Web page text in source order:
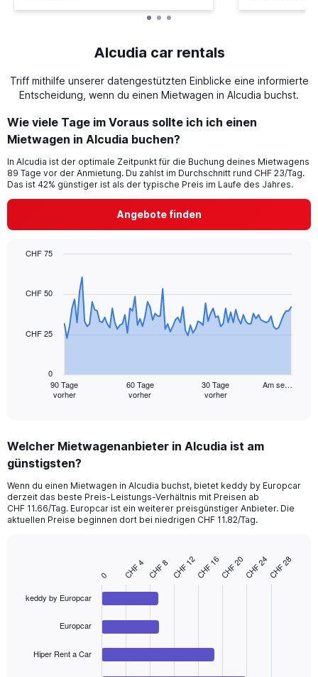
Alcudia car rentals
Triff mithilfe unserer datengestützten Einblicke eine informierte
Entscheidung, wenn du einen Mietwagen in Alcudia buchst.
Wie viele Tage im Voraus sollte ich ich einen
Mietwagen in Alcudia buchen?
In Alcudia ist der optimale Zeitpunkt für die Buchung deines Mietwagens
89 Tage vor der Anmietung. Du zahlst im Durchschnitt rund CHF 23/Tag.
Das ist 42% günstiger ist als der typische Preis im Laufe des Jahres.
Angebote finden
91
Range:
91
The
chart
has
Range:
90 Tage
vorher
60 Tage
vorher
30 Tage
vorher
Am se…
0
CHF 25
CHF 50
CHF 75
Welcher Mietwagenanbieter in Alcudia ist am
günstigsten?
Wenn du einen Mietwagen in Alcudia buchst, bietet keddy by Europcar
derzeit das beste Preis-Leistungs-Verhältnis mit Preisen ab
CHF 11.66/Tag. Europcar ist ein weiterer preisgünstiger Anbieter. Die
aktuellen Preise beginnen dort bei niedrigen CHF 11.82/Tag.
chart
keddy by Europcar
Europcar
Hiper Rent a Car
0 CHF 4 CHF 8 CHF 12CHF 16CHF 20CHF 24CHF 28